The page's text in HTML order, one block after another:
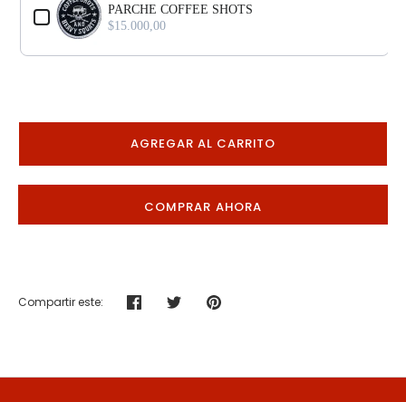
PARCHE COFFEE SHOTS
$15.000,00
AGREGAR AL CARRITO
COMPRAR AHORA
Compartir este: CompartirTuitearHacer